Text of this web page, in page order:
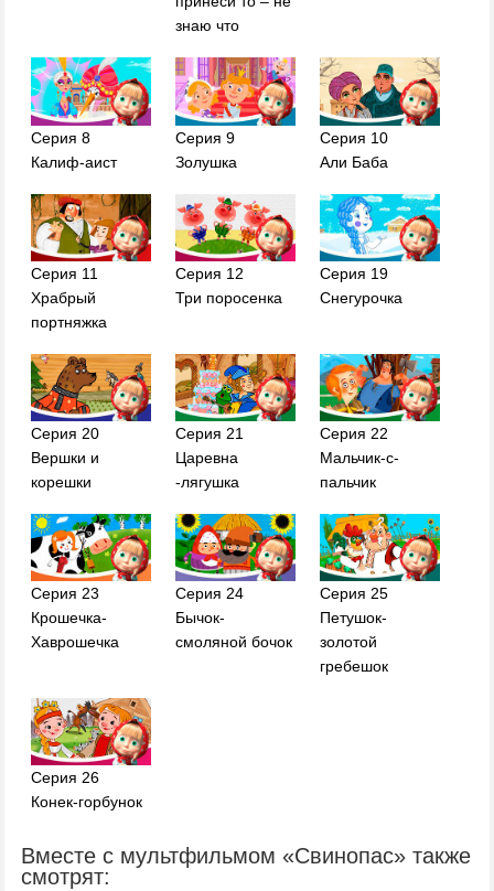
знаю что
Серия 8
Калиф-аист
Серия 9
Золушка
Серия 10
Али Баба
Серия 11
Храбрый
портняжка
Серия 12
Три поросенка
Серия 19
Снегурочка
Серия 20
Вершки и
корешки
Серия 21
Царевна
-лягушка
Серия 22
Мальчик-с-
пальчик
Серия 23
Крошечка-
Хаврошечка
Серия 24
Бычок-
смоляной бочок
Серия 25
Петушок-
золотой
гребешок
Серия 26
Конек-горбунок
Вместе с мультфильмом «Свинопас» также
смотрят: